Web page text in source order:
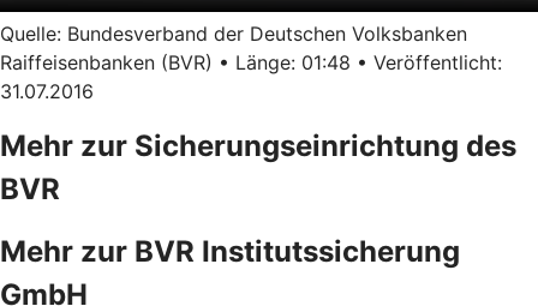
Quelle: Bundesverband der Deutschen Volksbanken
Raiffeisenbanken (BVR) • Länge: 01:48 • Veröffentlicht:
31.07.2016
Mehr zur Sicherungseinrichtung des
BVR
Mehr zur BVR Institutssicherung
GmbH